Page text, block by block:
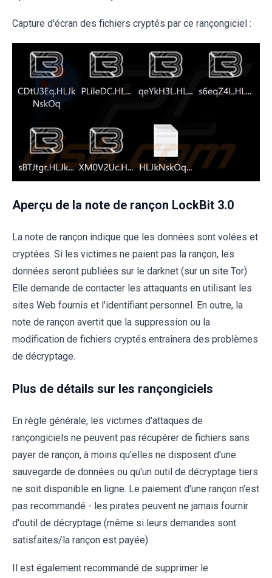
Capture d'écran des fichiers cryptés par ce rançongiciel :
Aperçu de la note de rançon LockBit 3.0
La note de rançon indique que les données sont volées et
cryptées. Si les victimes ne paient pas la rançon, les
données seront publiées sur le darknet (sur un site Tor).
Elle demande de contacter les attaquants en utilisant les
sites Web fournis et l'identifiant personnel. En outre, la
note de rançon avertit que la suppression ou la
modification de fichiers cryptés entraînera des problèmes
de décryptage.
Plus de détails sur les rançongiciels
En règle générale, les victimes d'attaques de
rançongiciels ne peuvent pas récupérer de fichiers sans
payer de rançon, à moins qu'elles ne disposent d'une
sauvegarde de données ou qu'un outil de décryptage tiers
ne soit disponible en ligne. Le paiement d'une rançon n'est
pas recommandé - les pirates peuvent ne jamais fournir
d'outil de décryptage (même si leurs demandes sont
satisfaites/la rançon est payée).
Il est également recommandé de supprimer le